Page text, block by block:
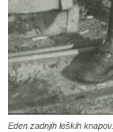
Eden zadnjih leških knapov.